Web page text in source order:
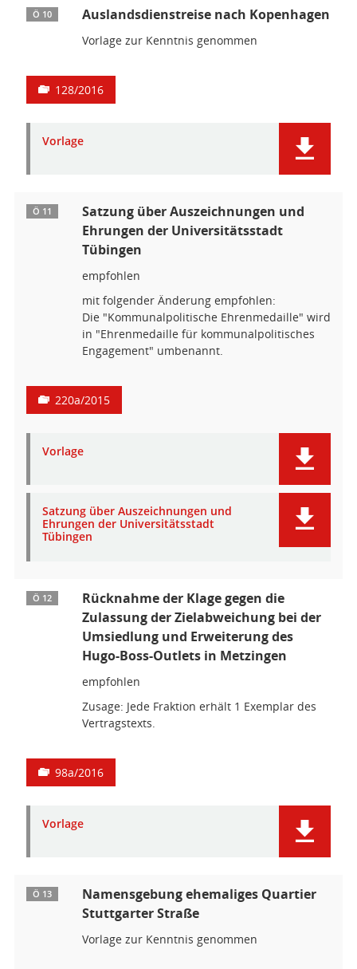
Ö 10 Auslandsdienstreise nach Kopenhagen
Vorlage zur Kenntnis genommen
128/2016
Vorlage
Ö 11
Satzung über Auszeichnungen und
Ehrungen der Universitätsstadt
Tübingen
empfohlen
mit folgender Änderung empfohlen:
Die "Kommunalpolitische Ehrenmedaille" wird
in "Ehrenmedaille für kommunalpolitisches
Engagement" umbenannt.
220a/2015
Vorlage
Satzung über Auszeichnungen und
Ehrungen der Universitätsstadt
Tübingen
Ö 12
Rücknahme der Klage gegen die
Zulassung der Zielabweichung bei der
Umsiedlung und Erweiterung des
Hugo-Boss-Outlets in Metzingen
empfohlen
Zusage: Jede Fraktion erhält 1 Exemplar des
Vertragstexts.
98a/2016
Vorlage
Ö 13
Namensgebung ehemaliges Quartier
Stuttgarter Straße
Vorlage zur Kenntnis genommen